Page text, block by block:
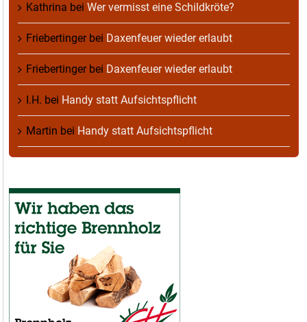
Kathrina bei Wer vermisst eine Schildkröte?
Friebertingerbei Daxenfeuer wieder erlaubt
Friebertingerbei Daxenfeuer wieder erlaubt
I.H. bei Handy statt Aufsichtspflicht
Martin bei Handy statt Aufsichtspflicht